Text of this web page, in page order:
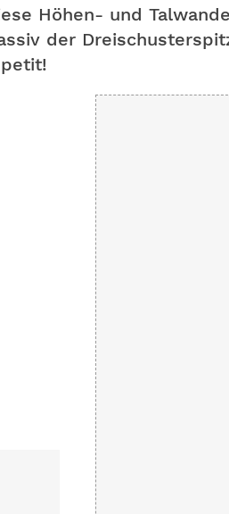
Höhen- und
der